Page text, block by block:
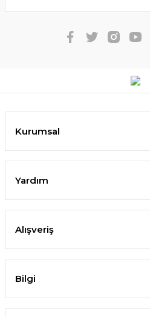
Kurumsal
Yardım
Alışveriş
Bilgi